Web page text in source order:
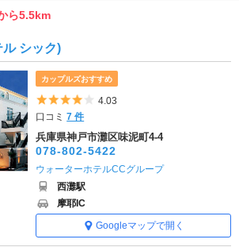
ら5.5km
シック)
カップルズおすすめ
5つ星のうち4
4.03
口コミ7 件
兵庫県神戸市灘区味泥町4-4
078-802-5422
ウォーターホテルCCグループ
西灘駅
摩耶IC
Googleマップで開く